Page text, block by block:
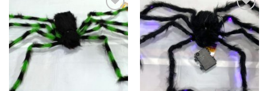
Añadir
a la
lista de
deseos
Añadir
a la
lista de
deseos